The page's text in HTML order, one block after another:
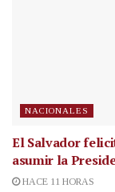
NACIONALES
El Salvador
asumir la
HACE 11 HORAS